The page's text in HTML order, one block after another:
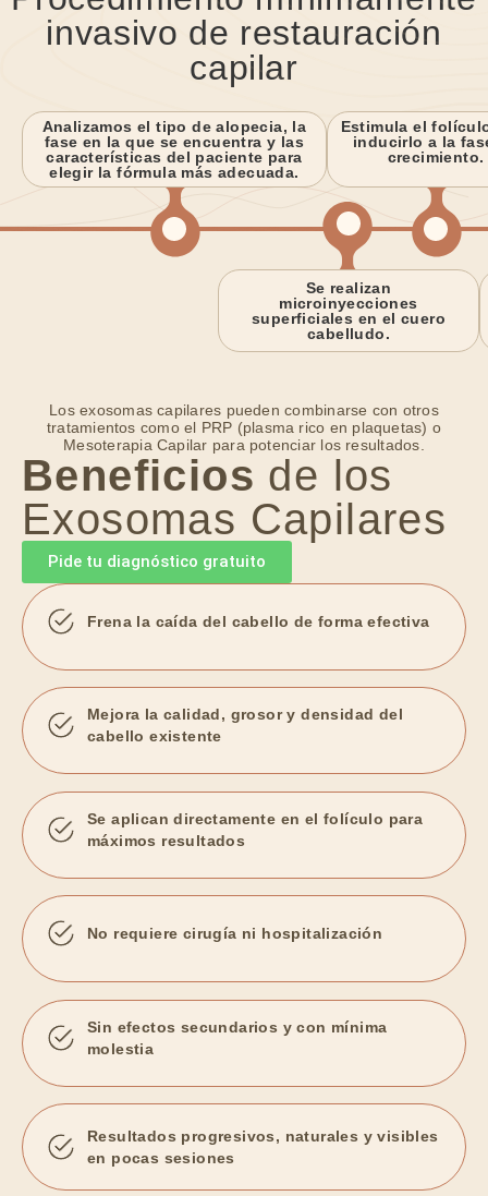
invasivo de restauración
capilar
Analizamos el tipo de alopecia, la
fase en la que se encuentra y las
características del paciente para
elegir la fórmula más adecuada.
Estimula el
inducirlo a la
crecimiento.
Se realizan
microinyecciones
superficiales en el cuero
cabelludo.
Los exosomas capilares pueden combinarse con otros
tratamientos como el PRP (plasma rico en plaquetas) o
Mesoterapia Capilar para potenciar los resultados.
Beneficios de los
Exosomas Capilares
Pide tu diagnóstico gratuito
Frena la caída del cabello de forma efectiva
Mejora la calidad, grosor y densidad del
cabello existente
Se aplican directamente en el folículo para
máximos resultados
No requiere cirugía ni hospitalización
Sin efectos secundarios y con mínima
molestia
Resultados progresivos, naturales y visibles
en pocas sesiones